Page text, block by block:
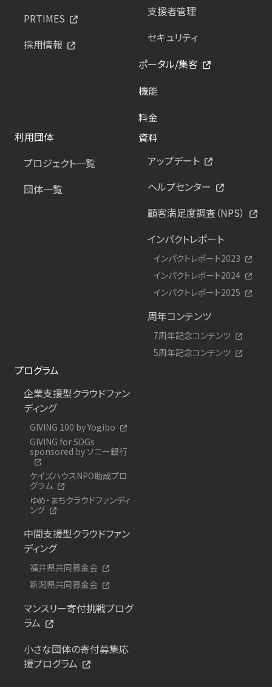
PRTIMES
採用情報
支援者管理
セキュリティ
ポータル/集客
機能
料金
利用団体
プロジェクト一覧
団体一覧
資料
アップデート
ヘルプセンター
顧客満足度調査（NPS）
インパクトレポート
インパクトレポート2023
インパクトレポート2024
インパクトレポート2025
周年コンテンツ
7周年記念コンテンツ
5周年記念コンテンツ
プログラム
企業支援型クラウドファン
ディング
GIVING 100 by Yogibo
GIVING for SDGs
sponsored by ソニー銀行
ケイズハウスNPO助成プロ
グラム
ゆめ・まちクラウドファンディ
ング
中間支援型クラウドファン
ディング
福井県共同募金会
新潟県共同募金会
マンスリー寄付挑戦プログ
ラム
小さな団体の寄付募集応
援プログラム